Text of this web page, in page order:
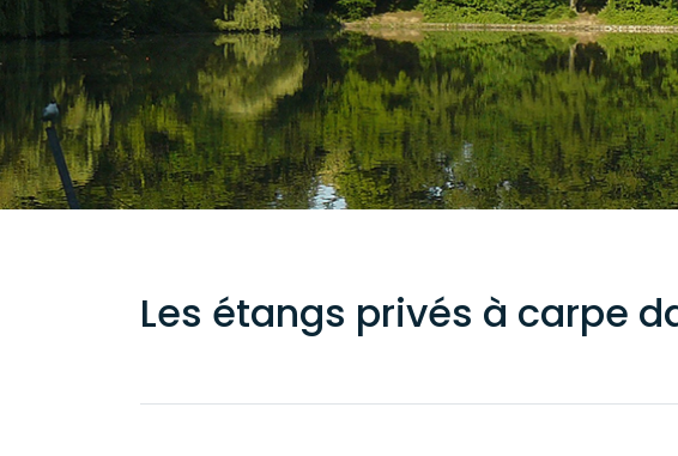
Les étangs privés à carpe